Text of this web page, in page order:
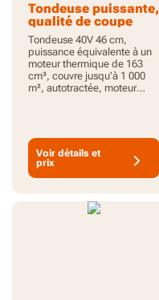
Tondeuse puissante,
qualité de coupe
supérieure et
autonomie
prolongée
Tondeuse 40V 46 cm,
puissance équivalente à un
moteur thermique de 163
cm³, couvre jusqu’à 1 000
m², autotractée, moteur
Voir détails et
prix